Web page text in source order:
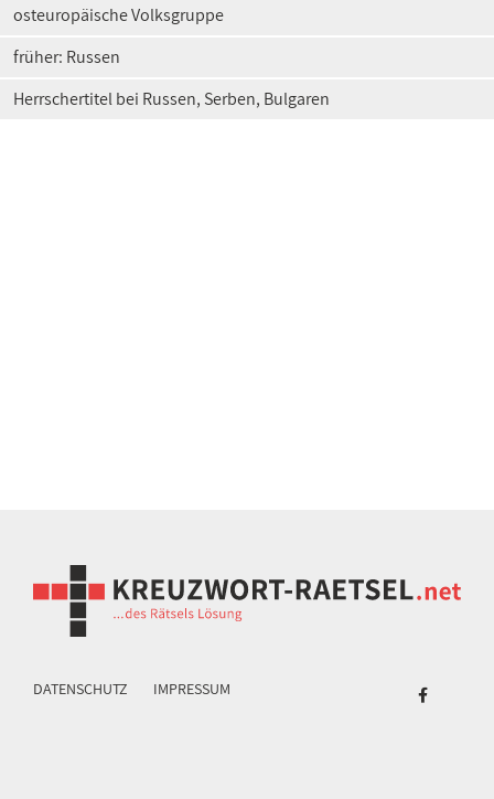
osteuropäische Volksgruppe
früher: Russen
Herrschertitel bei Russen, Serben, Bulgaren
DATENSCHUTZ IMPRESSUM